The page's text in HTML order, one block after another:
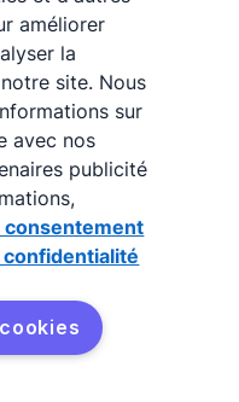
basés sur
ventes
et KPI avec
réel grâce aux
automatisés
améliorer
la
site. Nous
sur
avec nos
publicité
consentement